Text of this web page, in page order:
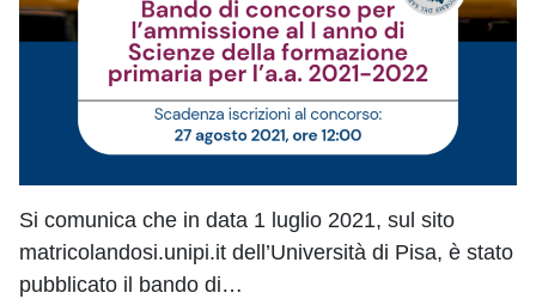
Si comunica che in data 1 luglio 2021, sul sito
matricolandosi.unipi.it dell’Università di Pisa, è stato
pubblicato il bando di…